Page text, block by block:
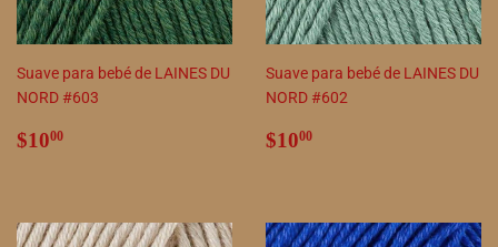
Suave para bebé de LAINES DU
NORD #603
Precio
$1000
Suave para bebé de LAINES DU
NORD #602
Precio
$1000